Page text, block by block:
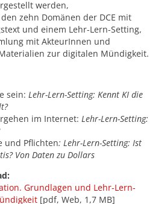
werden,
zehn Domänen der DCE mit
und einem Lehr-Lern-Setting,
mit AkteurInnen und
zur digitalen Mündigkeit.
sein: Lehr-Lern-Setting: Kennt KI die
im Internet: Lehr-Lern-Setting:
und Pflichten: Lehr-Lern-Setting: Ist
Von Daten zu Dollars
Grundlagen und Lehr-Lern-
[pdf, Web, 1,7 MB]